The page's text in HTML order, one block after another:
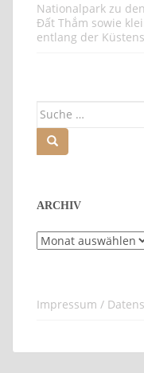
Nationalpark zu
Đất Thắm sowie
entlang der
ARCHIV
Archiv
Impressum /